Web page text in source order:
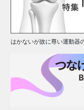
はかないが故に尊い運動器